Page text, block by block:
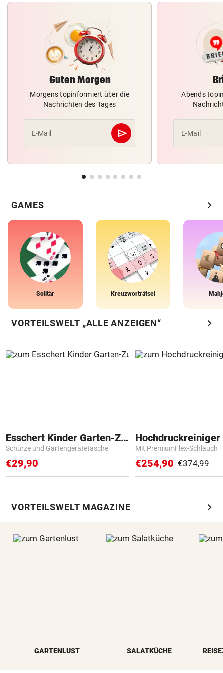
Guten Morgen
Morgens topinformiert über die
Nachrichten des Tages
E-Mail send
Abschicken
Abends
E-Mail
GAMES chevron_right
Solitär Kreuzworträtsel
VORTEILSWELT „ALLE ANZEIGEN“ chevron_right
Esschert Kinder Garten-Zubehör
Schürze und Gartengerätetasche
€29,90
Hochdruckreiniger
Mit PremiumFlex-Schlauch
€254,90 €374,99
VORTEILSWELT MAGAZINE chevron_right
GARTENLUST SALATKÜCHE